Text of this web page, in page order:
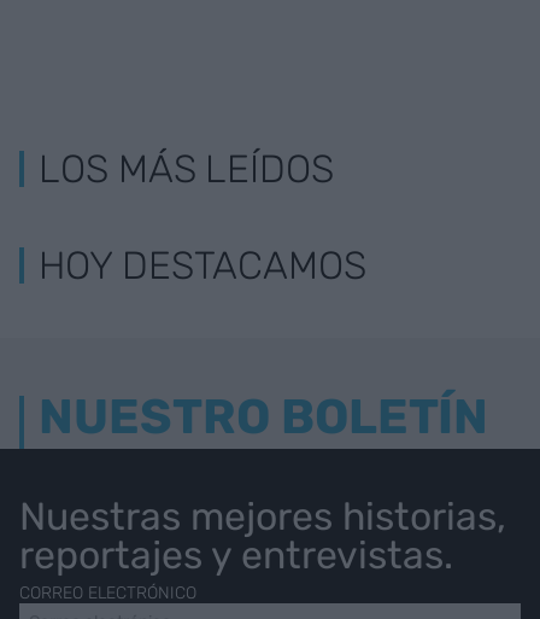
LOS MÁS LEÍDOS
HOY DESTACAMOS
NUESTRO BOLETÍN
Nuestras mejores historias,
reportajes y entrevistas.
CORREO ELECTRÓNICO